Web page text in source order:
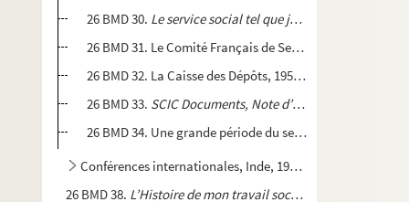
26 BMD 30. Le service social tel que je l’ai vécu
26 BMD 31. Le Comité Français de Service Social
26 BMD 32. La Caisse des Dépôts, 1954-1964
26 BMD 33. SCIC Documents, Note d’information intérieure
26 BMD 34. Une grande période du service social
Conférences internationales, Inde, 1952-1953 (26 BMD 35 –
26 BMD 38. L’Histoire de mon travail social